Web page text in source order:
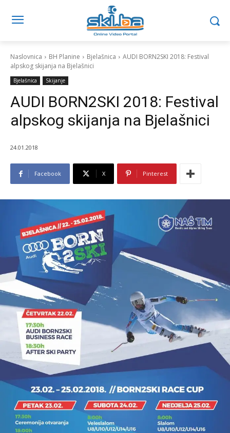
Naslovnica BH Planine Bjelašnica
AUDI BORN2SKI 2018: Festival
alpskog skijanja na Bjelašnici
Bjelašnica Skijanje
AUDI BORN2SKI 2018: Festival
alpskog skijanja na Bjelašnici
24.01.2018
Facebook X Pinterest